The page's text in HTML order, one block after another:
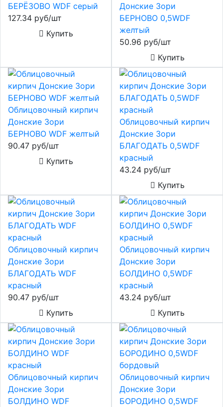
БЕРЁЗОВО WDF серый
127.34 руб/шт
Купить
Донские Зори
БЕРНОВО 0,5WDF
желтый
50.96 руб/шт
Купить
Облицовочный кирпич
Донские Зори
БЕРНОВО WDF желтый
90.47 руб/шт
Купить
Облицовочный кирпич
Донские Зори
БЛАГОДАТЬ 0,5WDF
красный
43.24 руб/шт
Купить
Облицовочный кирпич
Донские Зори
БЛАГОДАТЬ WDF
красный
90.47 руб/шт
Купить
Облицовочный кирпич
Донские Зори
БОЛДИНО 0,5WDF
красный
43.24 руб/шт
Купить
Облицовочный кирпич
Донские Зори
БОЛДИНО WDF
Облицовочный кирпич
Донские Зори
БОРОДИНО 0,5WDF